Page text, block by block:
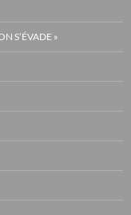
S’ÉVADE »